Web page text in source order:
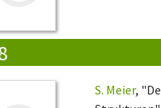
S. Meier,